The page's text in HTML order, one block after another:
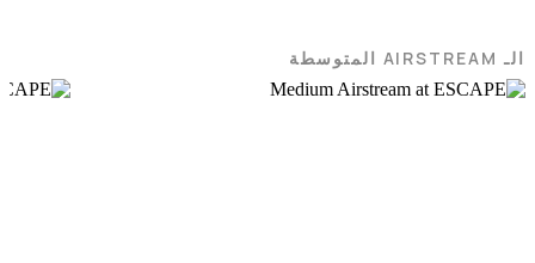
الـ AIRSTREAM المتوسطة